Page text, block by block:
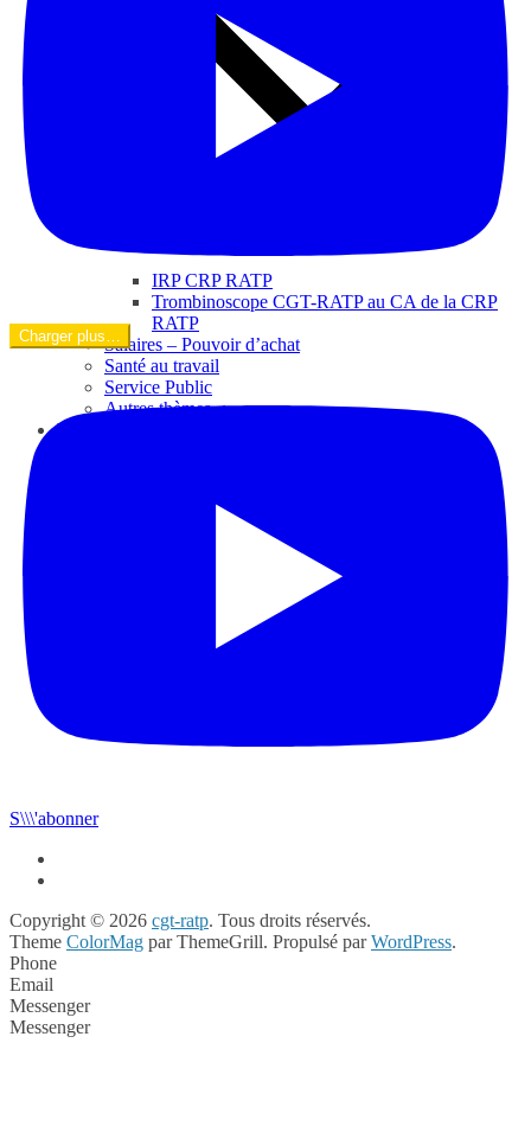
IRP CRP RATP
Trombinoscope CGT-RATP au CA de la CRP
RATP
Salaires – Pouvoir d’achat
Santé au travail
Service Public
Autres thèmes
Vidéos
Charger plus…
S\\\'abonner
Copyright © 2026 cgt-ratp. Tous droits réservés.
Theme ColorMag par ThemeGrill. Propulsé parWordPress.
Phone
Email
Messenger
Messenger